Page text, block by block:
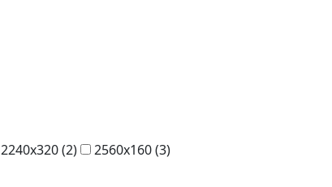
2240x320 (2) 2560x160 (3)